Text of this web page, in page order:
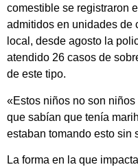
comestible se registraron
admitidos en unidades de
local, desde agosto la
atendido 26 casos de
de este tipo.
«Estos niños no son
que sabían que tenía
estaban tomando esto sin
La forma en la que